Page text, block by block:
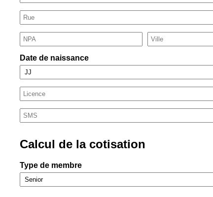
Date de naissance
Calcul de la cotisation
Type de membre